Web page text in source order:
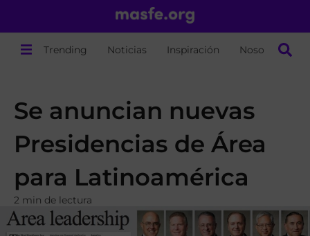
Trending Noticias Inspiración Nosotros
Se anuncian nuevas
Presidencias de Área
para Latinoamérica
2 min de lectura